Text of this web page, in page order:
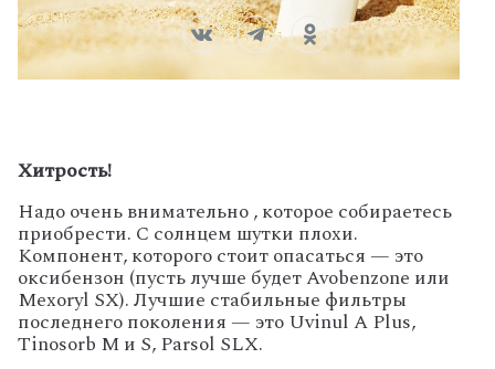
Хитрость!
Надо очень внимательно , которое собираетесь
приобрести. С солнцем шутки плохи.
Компонент, которого стоит опасаться — это
оксибензон (пусть лучше будет Avobenzone или
Mexoryl SX). Лучшие стабильные фильтры
последнего поколения — это Uvinul A Plus,
Tinosorb M и S, Parsol SLX.